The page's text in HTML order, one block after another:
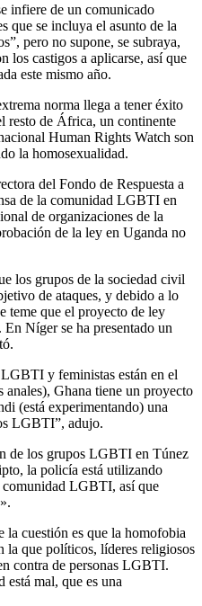
infiere de un comunicado
que se incluya el asunto de la
pero no supone, se subraya,
los castigos a aplicarse, así que
este mismo año.
norma llega a tener éxito
resto de África, un continente
Human Rights Watch son
la homosexualidad.
del Fondo de Respuesta a
de la comunidad LGBTI en
de organizaciones de la
de la ley en Uganda no
los grupos de la sociedad civil
de ataques, y debido a lo
teme que el proyecto de ley
Níger se ha presentado un
y feministas están en el
Ghana tiene un proyecto
(está experimentando) una
LGBTI”, adujo.
de los grupos LGBTI en Túnez
la policía está utilizando
comunidad LGBTI, así que
cuestión es que la homofobia
la que políticos, líderes religiosos
contra de personas LGBTI.
está mal, que es una